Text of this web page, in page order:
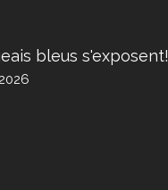
bleus s'exposent!